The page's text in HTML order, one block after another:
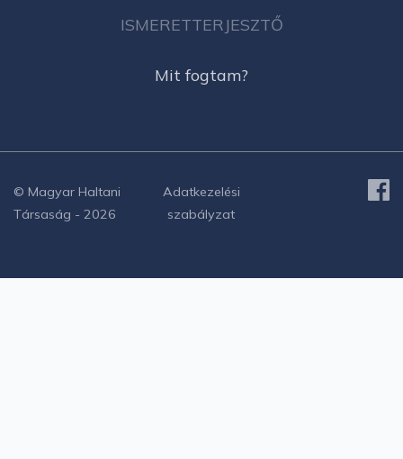
ISMERETTERJESZTŐ
Mit fogtam?
© Magyar Haltani
Társaság - 2026
Adatkezelési
szabályzat